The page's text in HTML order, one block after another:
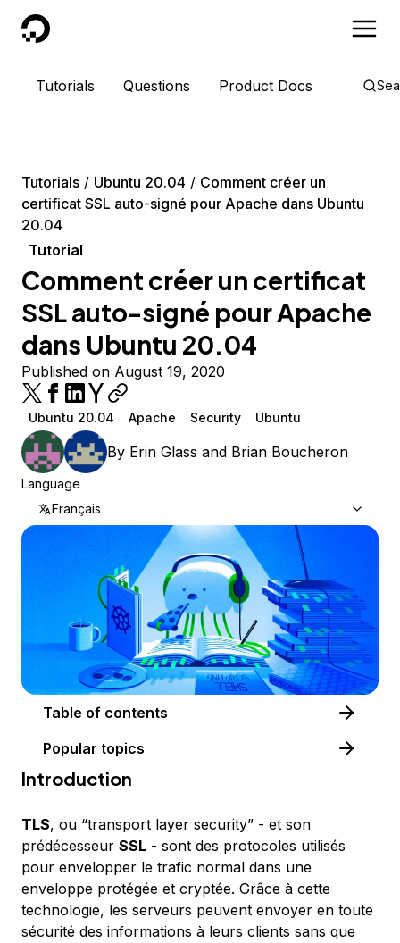
DigitalOcean
Tutorials Questions Product Docs
Tutorials Ubuntu 20.04
Comment créer un
certificat SSL auto-signé pour Apache dans Ubuntu
20.04
Tutorial
Comment créer un certificat
SSL auto-signé pour Apache
dans Ubuntu 20.04
Published on August 19, 2020
Ubuntu 20.04 Apache Security Ubuntu
By Erin Glass and Brian Boucheron
Language
Français
Table of contents
Popular topics
Introduction
TLS, ou “transport layer security” - et son
prédécesseur SSL - sont des protocoles utilisés
pour envelopper le trafic normal dans une
enveloppe protégée et cryptée. Grâce à cette
technologie, les serveurs peuvent envoyer en toute
sécurité des informations à leurs clients sans que